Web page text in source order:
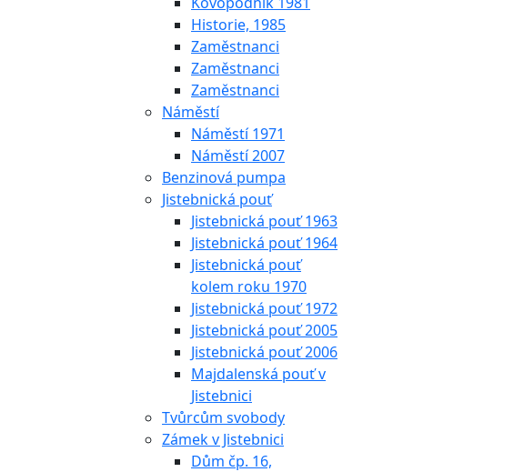
Historie, 1985
Zaměstnanci
Zaměstnanci
Zaměstnanci
Náměstí
Náměstí 1971
Náměstí 2007
Benzinová pumpa
Jistebnická pouť
Jistebnická pouť 1963
Jistebnická pouť 1964
Jistebnická pouť
kolem roku 1970
Jistebnická pouť 1972
Jistebnická pouť 2005
Jistebnická pouť 2006
Majdalenská pouť v
Jistebnici
Tvůrcům svobody
Zámek v Jistebnici
Dům čp. 16,